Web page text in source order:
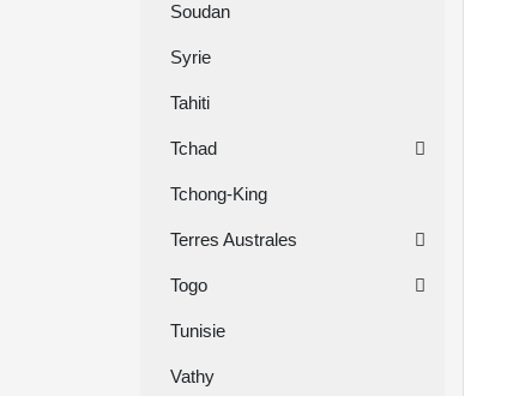
Soudan
Syrie
Tahiti
Tchad
Tchong-King
Terres Australes
Togo
Tunisie
Vathy